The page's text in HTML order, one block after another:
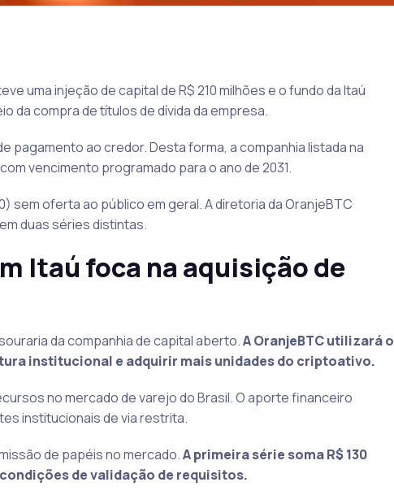
uma injeção de capital de R$ 210 milhões e o fundo da Itaú
da compra de títulos de dívida da empresa.
pagamento ao credor. Desta forma, a companhia listada na
vencimento programado para o ano de 2031.
sem oferta ao público em geral. A diretoria da OranjeBTC
duas séries distintas.
Itaú foca na aquisição de
da companhia de capital aberto.A OranjeBTC utilizará o
institucional e adquirir mais unidades do criptoativo.
no mercado de varejo do Brasil. O aporte financeiro
institucionais de via restrita.
de papéis no mercado.A primeira série soma R$ 130
de validação de requisitos.